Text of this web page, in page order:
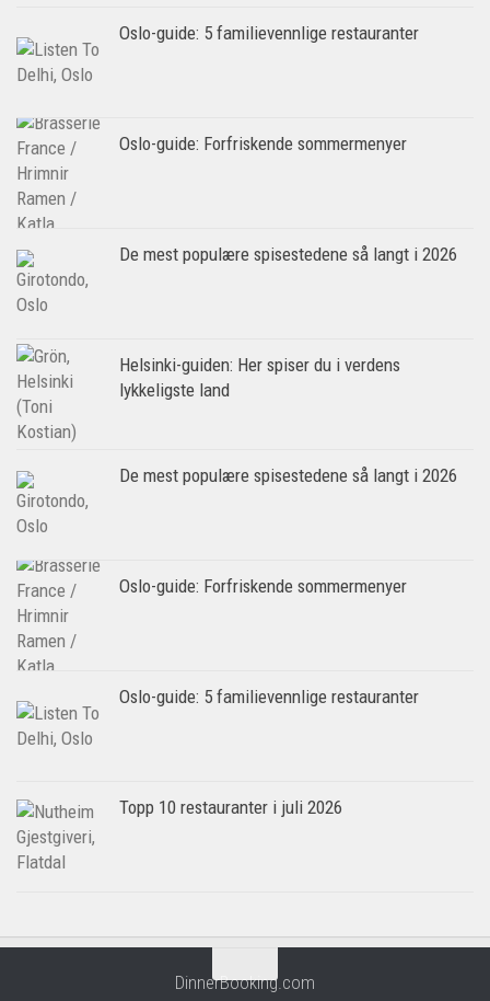
Oslo-guide: 5 familievennlige restauranter
Oslo-guide: Forfriskende sommermenyer
De mest populære spisestedene så langt i 2026
Helsinki-guiden: Her spiser du i verdens
lykkeligste land
De mest populære spisestedene så langt i 2026
Oslo-guide: Forfriskende sommermenyer
Oslo-guide: 5 familievennlige restauranter
Topp 10 restauranter i juli 2026
DinnerBooking.com